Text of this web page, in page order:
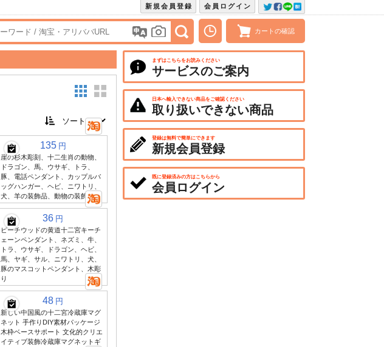
会員ログイン
新規会員登録
カートの確認
135 円
崖の杉木彫刻、十二生肖の動物、
ドラゴン、馬、ウサギ、トラ、
豚、電話ペンダント、カップルバ
ッグハンガー、ヘビ、ニワトリ、
犬、羊の装飾品、動物の装飾品
36 円
ピーチウッドの黄道十二宮キーチ
ェーンペンダント、ネズミ、牛、
トラ、ウサギ、ドラゴン、ヘビ、
馬、ヤギ、サル、ニワトリ、犬、
豚のマスコットペンダント、木彫
り
48 円
新しい中国風の十二宮冷蔵庫マグ
ネット 手作りDIY素材パッケージ
木枠ベースサポート 文化的クリエ
イティブ装飾冷蔵庫マグネットギ
まずはこちらをお読みください
サービスのご案内
日本へ輸入できない商品をご確認ください
取り扱いできない商品
登録は無料で簡単にできます
新規会員登録
既に登録済みの方はこちらから
会員ログイン